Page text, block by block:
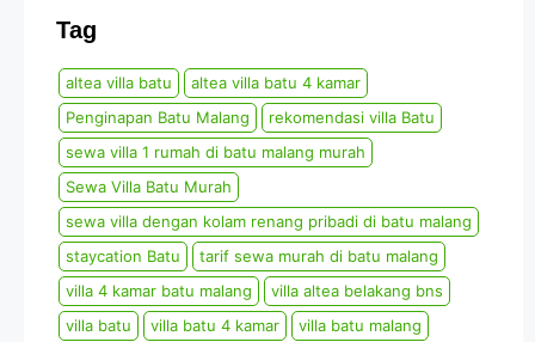
Tag
altea villa batu
altea villa batu 4 kamar
Penginapan Batu Malang
rekomendasi villa Batu
sewa villa 1 rumah di batu malang murah
Sewa Villa Batu Murah
sewa villa dengan kolam renang pribadi di batu malang
staycation Batu
tarif sewa murah di batu malang
villa 4 kamar batu malang
villa altea belakang bns
villa batu
villa batu 4 kamar
villa batu malang